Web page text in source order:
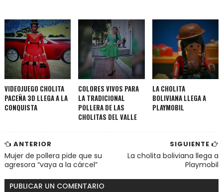
VIDEOJUEGO CHOLITA
PACEÑA 3D LLEGA A LA
CONQUISTA
COLORES VIVOS PARA
LA TRADICIONAL
POLLERA DE LAS
CHOLITAS DEL VALLE
LA CHOLITA
BOLIVIANA LLEGA A
PLAYMOBIL
SIGUIENTE
La cholita boliviana llega a
Playmobil
ANTERIOR
Mujer de pollera pide que su
agresora “vaya a la cárcel”
PUBLICAR UN COMENTARIO